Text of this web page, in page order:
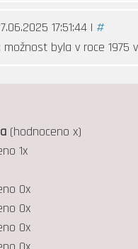
17:51:44 | #
možnost byla v roce 1975
(hodnoceno x)
1x
0x
0x
0x